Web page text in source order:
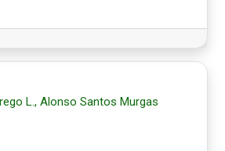
L., Alonso Santos Murgas